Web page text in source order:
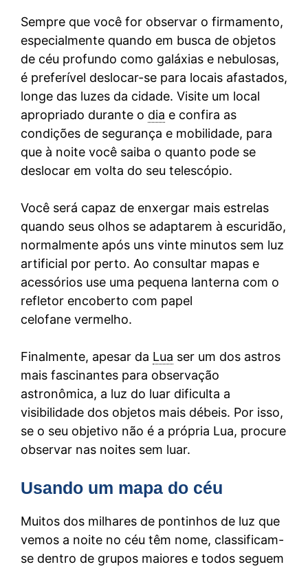
Sempre que você for observar o firmamento,
especialmente quando em busca de objetos
de céu profundo como galáxias e nebulosas,
é preferível deslocar-se para locais afastados,
longe das luzes da cidade. Visite um local
apropriado durante o dia e confira as
condições de segurança e mobilidade, para
que à noite você saiba o quanto pode se
deslocar em volta do seu telescópio.
Você será capaz de enxergar mais estrelas
quando seus olhos se adaptarem à escuridão,
normalmente após uns vinte minutos sem luz
artificial por perto. Ao consultar mapas e
acessórios use uma pequena lanterna com o
refletor encoberto com papel
celofane vermelho.
Finalmente, apesar da Lua ser um dos astros
mais fascinantes para observação
astronômica, a luz do luar dificulta a
visibilidade dos objetos mais débeis. Por isso,
se o seu objetivo não é a própria Lua, procure
observar nas noites sem luar.
Usando um mapa do céu
Muitos dos milhares de pontinhos de luz que
vemos a noite no céu têm nome, classificam-
se dentro de grupos maiores e todos seguem